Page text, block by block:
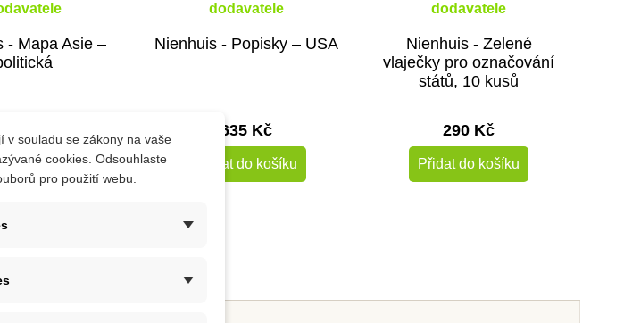
- Mapa Asie –
do košíku
dodavatele
Nienhuis - Popisky – USA
635 Kč
Přidat do košíku
dodavatele
Nienhuis - Zelené
vlaječky pro označování
států, 10 kusů
290 Kč
Přidat do košíku
v souladu se zákony na vaše
cookies. Odsouhlaste
pro použití webu.